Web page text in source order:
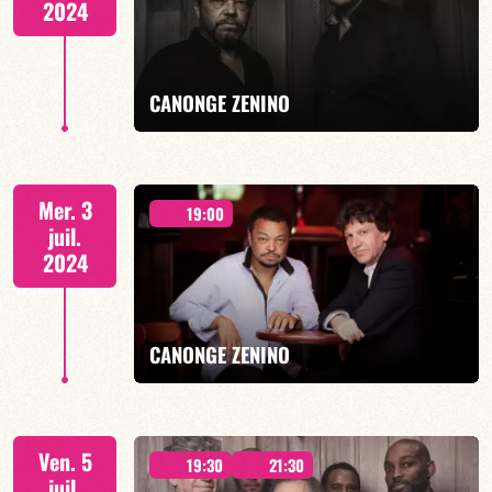
2024
CANONGE ZENINO
Duo Jazz - 19h00
EN SAVOIR PLUS
Mer. 3
juil.
2024
19:00
CANONGE ZENINO
Duo Jazz - 19h00
Ven. 5
19:30 21:30